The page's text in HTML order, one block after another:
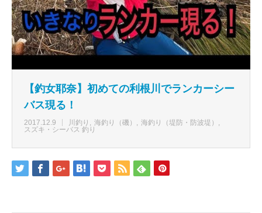
【釣女耶奈】初めての利根川でランカーシー
バス現る！
2017.12.9 川釣り 海釣り（磯）
海釣り（堤防・防波堤）
スズキ・シーバス 釣り